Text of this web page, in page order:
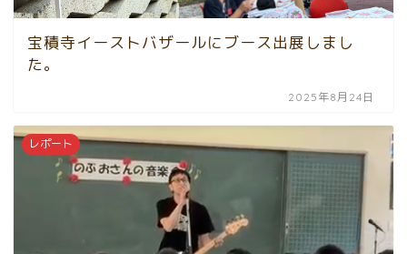
宝積寺イーストバザールにブース出展しまし
た。
2025年8月24日
レポート